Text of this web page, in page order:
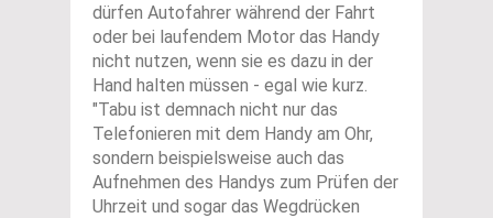
dürfen Autofahrer während der Fahrt
oder bei laufendem Motor das Handy
nicht nutzen, wenn sie es dazu in der
Hand halten müssen - egal wie kurz.
"Tabu ist demnach nicht nur das
Telefonieren mit dem Handy am Ohr,
sondern beispielsweise auch das
Aufnehmen des Handys zum Prüfen der
Uhrzeit und sogar das Wegdrücken